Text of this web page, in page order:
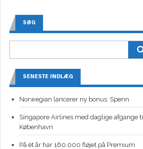
SØG
SENESTE INDLÆG
Norwegian lancerer ny bonus: Spenn
Singapore Airlines med daglige afgange til
København
På ét år har 160.000 fløjet på Premium